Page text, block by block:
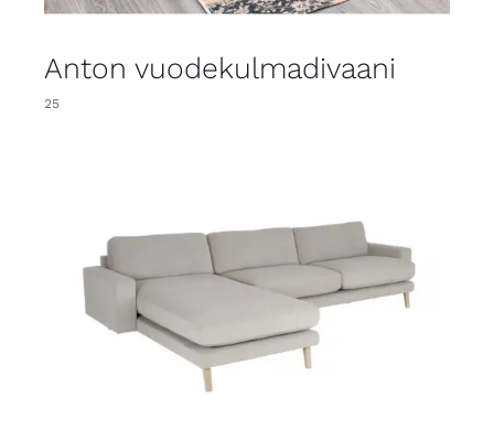
Anton vuodekulmadivaani
25